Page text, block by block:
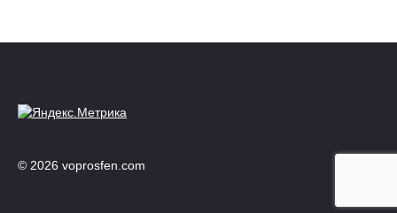
© 2026 voprosfen.com